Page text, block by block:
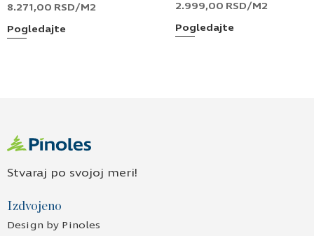
8.271,00 RSD/M2
Pogledajte
2.999,00 RSD/M2
Pogledajte
Stvaraj po svojoj meri!
Izdvojeno
Design by Pinoles